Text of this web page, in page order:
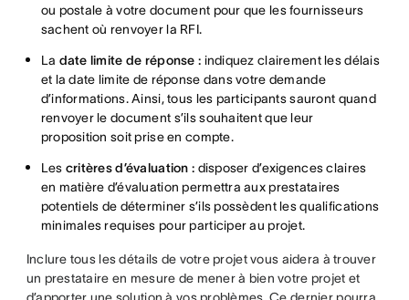
ou postale à votre document pour que les fournisseurs
sachent où renvoyer la RFI.
La date limite de réponse : indiquez clairement les délais
et la date limite de réponse dans votre demande
d’informations. Ainsi, tous les participants sauront quand
renvoyer le document s’ils souhaitent que leur
proposition soit prise en compte.
Les critères d’évaluation : disposer d’exigences claires
en matière d’évaluation permettra aux prestataires
potentiels de déterminer s’ils possèdent les qualifications
minimales requises pour participer au projet.
Inclure tous les détails de votre projet vous aidera à trouver
un prestataire en mesure de mener à bien votre projet et